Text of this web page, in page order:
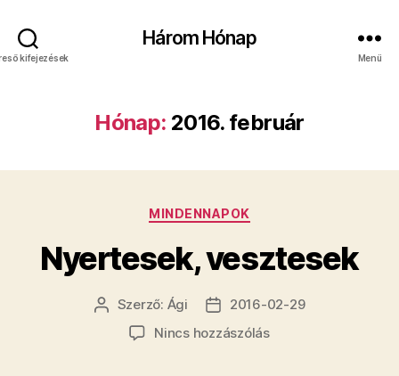
kifejezések
Három Hónap
Menü
Hónap: 2016. február
Kategóriák
MINDENNAPOK
Nyertesek, vesztesek
Bejegyzés
szerzője
Szerző: Ági
Bejegyzés
dátuma
2016-02-29
Nincs hozzászólása(z)